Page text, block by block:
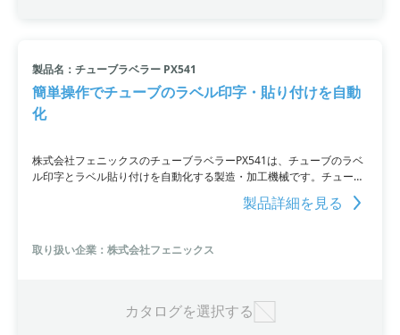
製品名：チューブラベラー PX541
簡単操作でチューブのラベル印字・貼り付けを自動
化
株式会社フェニックスのチューブラベラーPX541は、チューブのラベ
ル印字とラベル貼り付けを自動化する製造・加工機械です。チューブ
をセットし、スタートボタンを押すだけで作業が完了します。手袋を
したままでも操作が可能であり、専用アダプターを使用すれば、チュ
幅広いニーズに対応しています。
製品詳細を見る
取り扱い企業：株式会社フェニックス
カタログを選択する